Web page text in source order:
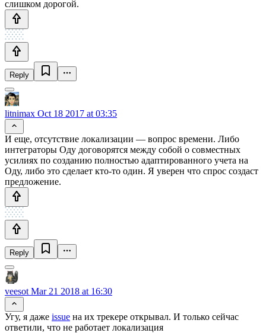
слишком дорогой.
Reply
litnimax Oct 18 2017 at 03:35
И еще, отсутствие локализации — вопрос времени. Либо
интеграторы Оду договорятся между собой о совместных
усилиях по созданию полностью адаптированного учета на
Оду, либо это сделает кто-то один. Я уверен что спрос создаст
предложение.
Reply
veesot Mar 21 2018 at 16:30
Угу, я даже issue на их трекере открывал. И только сейчас
ответили, что не работает локализация